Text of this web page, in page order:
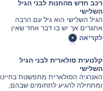
רכב חדש מהחנות לבני הגיל
השלישי
הגיל השלישי הוא גיל עם הרבה
אתגרים אך יש בו דבר אחד שאין
עליו עוררין: החופש! לכן ברור מדוע
זה הזמן הטוב ביותר לקנות רכב
אתם מימון רכב חדש לבני הגיל
השלישי?
לקריאה
קלנועית סולארית לבני הגיל
השלישי
האנרגיה הסולארית מתפשטת בחיינו
ומתחילה להגיע לתחומים שבהם,